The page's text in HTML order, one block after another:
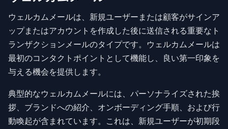
ウェルカムメールは、新規ユーザーまたは顧客がサインア
ップまたはアカウントを作成した後に送信される重要なト
ランザクションメールのタイプです。ウェルカムメールは
最初のコンタクトポイントとして機能し、良い第一印象を
与える機会を提供します。
典型的なウェルカムメールには、パーソナライズされた挨
拶、ブランドへの紹介、オンボーディング手順、および行
動喚起が含まれています。これは、新規ユーザーが初期段